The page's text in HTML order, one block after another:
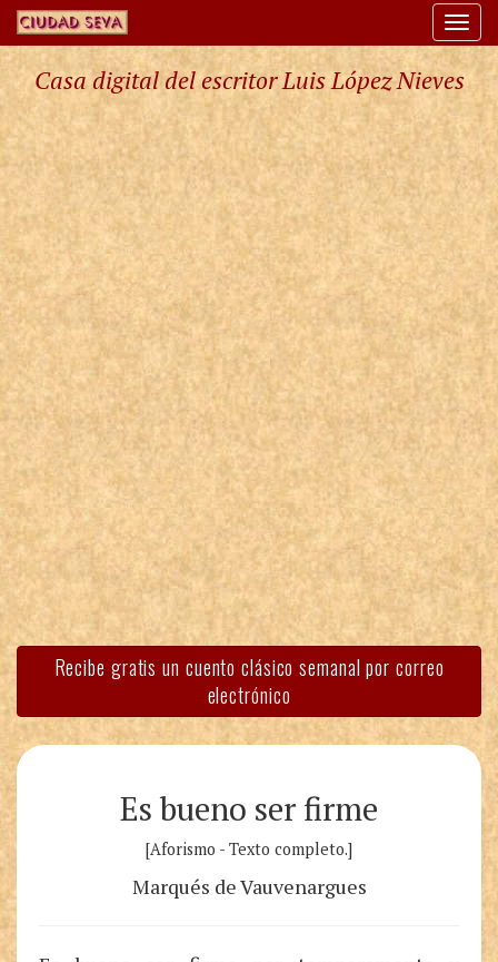
Casa digital del escritor Luis López Nieves
Recibe gratis un cuento clásico semanal por correo
electrónico
Es bueno ser firme
[Aforismo - Texto completo.]
Marqués de Vauvenargues